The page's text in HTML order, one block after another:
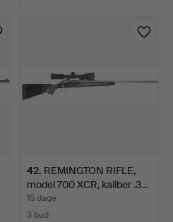
42. REMINGTON RIFLE,
model 700 XCR, kaliber .3…
15 dage
3 bud